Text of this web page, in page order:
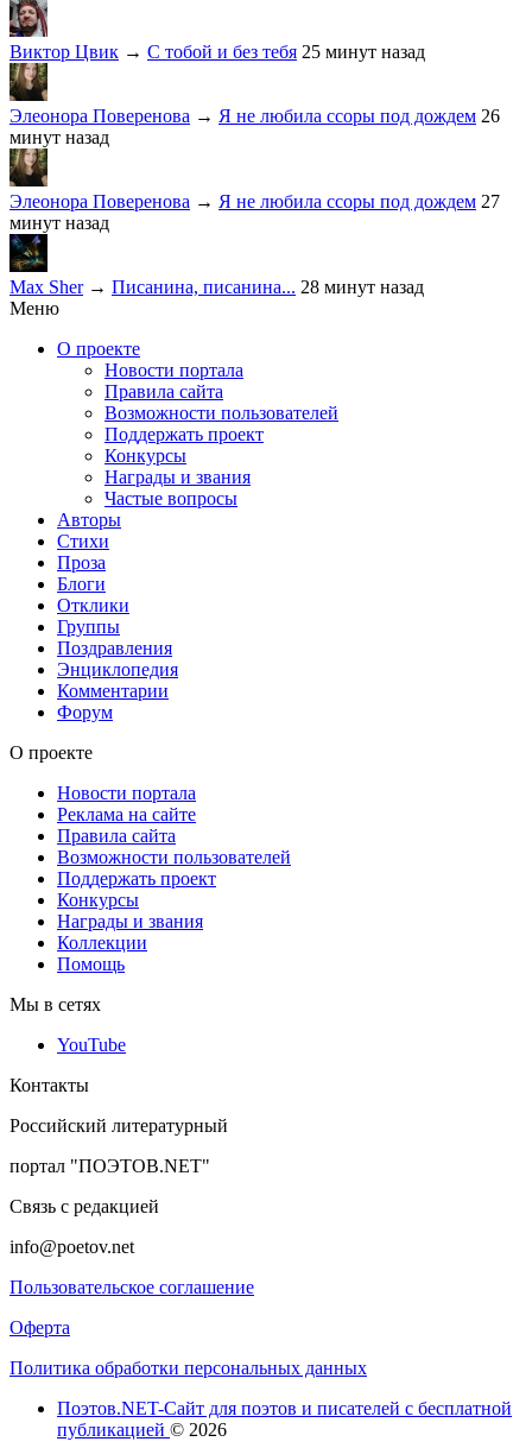
Виктор Цвик → С тобой и без тебя 25 минут назад
Элеонора Поверенова → Я не любила ссоры под дождем 26
минут назад
Элеонора Поверенова → Я не любила ссоры под дождем 27
минут назад
Max Sher→ Писанина, писанина... 28 минут назад
Меню
О проекте
Новости портала
Правила сайта
Возможности пользователей
Поддержать проект
Конкурсы
Награды и звания
Частые вопросы
Авторы
Стихи
Проза
Блоги
Отклики
Группы
Поздравления
Энциклопедия
Комментарии
Форум
О проекте
Новости портала
Реклама на сайте
Правила сайта
Возможности пользователей
Поддержать проект
Конкурсы
Награды и звания
Коллекции
Помощь
Мы в сетях
YouTube
Контакты
Российский литературный
портал "ПОЭТОВ.NET"
Связь с редакцией
info@poetov.net
Пользовательское соглашение
Оферта
Политика обработки персональных данных
Поэтов.NET-Сайт для поэтов и писателей с бесплатной
публикацией © 2026